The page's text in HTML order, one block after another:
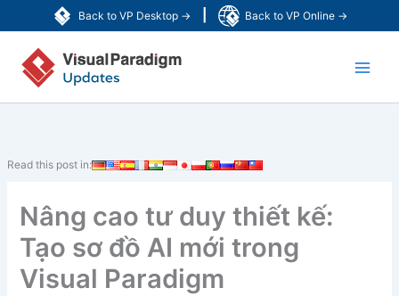
Back to VP Desktop → Back to VP Online →
tới
dung
Read this post in:
Nâng cao tư duy thiết kế:
Tạo sơ đồ AI mới trong
Visual Paradigm